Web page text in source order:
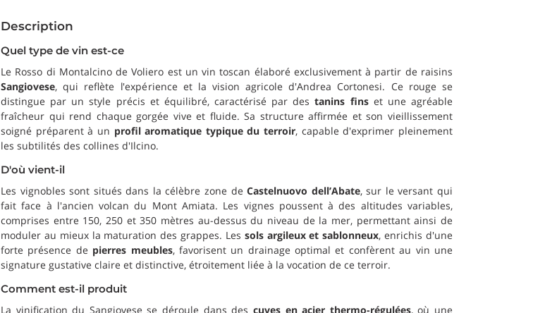
Description
Quel type de vin est-ce
Le Rosso di Montalcino de Voliero est un vin toscan élaboré exclusivement à partir de raisins
Sangiovese, qui reflète l'expérience et la vision agricole d'Andrea Cortonesi. Ce rouge se
distingue par un style précis et équilibré, caractérisé par destanins finset une agréable
fraîcheur qui rend chaque gorgée vive et fluide. Sa structure affirmée et son vieillissement
soigné préparent à un profil aromatique typique du terroir, capable d'exprimer pleinement
les subtilités des collines d'Ilcino.
D'où vient-il
Les vignobles sont situés dans la célèbre zone deCastelnuovo dell’Abate, sur le versant qui
fait face à l'ancien volcan du Mont Amiata. Les vignes poussent à des altitudes variables,
comprises entre 150, 250 et 350 mètres au-dessus du niveau de la mer, permettant ainsi de
moduler au mieux la maturation des grappes. Les sols argileux et sablonneux, enrichis d'une
forte présence de pierres meubles, favorisent un drainage optimal et confèrent au vin une
signature gustative claire et distinctive, étroitement liée à la vocation de ce terroir.
Comment est-il produit
La vinification du Sangiovese se déroule dans des cuves en acier thermo-régulées, où une